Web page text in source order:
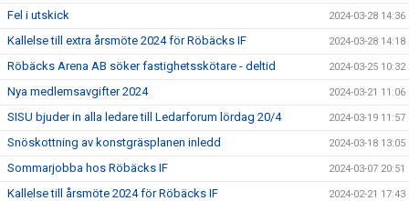
Fel i utskick 2024-03-28 14:36
Kallelse till extra årsmöte 2024 för Röbäcks IF 2024-03-28 14:18
Röbäcks Arena AB söker fastighetsskötare - deltid 2024-03-25 10:32
Nya medlemsavgifter 2024 2024-03-21 11:06
SISU bjuder in alla ledare till Ledarforum lördag 20/4 2024-03-19 11:57
Snöskottning av konstgräsplanen inledd 2024-03-18 13:05
Sommarjobba hos Röbäcks IF 2024-03-07 20:51
Kallelse till årsmöte 2024 för Röbäcks IF 2024-02-21 17:43